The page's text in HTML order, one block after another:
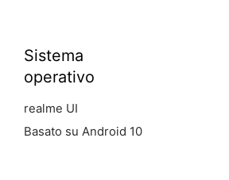
Sistema
operativo
realme UI
Basato su Android 10